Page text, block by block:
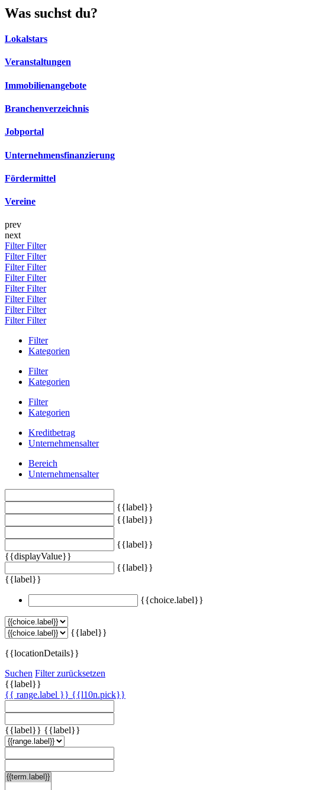
Was suchst du?
Lokalstars
Veranstaltungen
Immobilienangebote
Branchenverzeichnis
Jobportal
Unternehmensfinanzierung
Fördermittel
Vereine
prev
next
FilterFilter
FilterFilter
FilterFilter
FilterFilter
FilterFilter
FilterFilter
FilterFilter
FilterFilter
Filter
Kategorien
Filter
Kategorien
Filter
Kategorien
Kreditbetrag
Unternehmensalter
Bereich
Unternehmensalter
{{label}}
{{label}}
{{label}}
{{displayValue}}
{{label}}
{{label}}
{{choice.label}}
{{label}}
{{locationDetails}}
Suchen Filter zurücksetzen
{{label}}
{{ range.label }} {{l10n.pick}}
{{label}} {{label}}